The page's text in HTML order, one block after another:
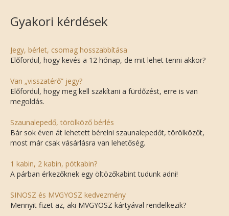
Gyakori kérdések
Jegy, bérlet, csomag hosszabbítása
Előfordul, hogy kevés a 12 hónap, de mit lehet tenni akkor?
Van „visszatérő” jegy?
Előfordul, hogy meg kell szakítani a fürdőzést, erre is van
megoldás.
Szaunalepedő, törölköző bérlés
Bár sok éven át lehetett bérelni szaunalepedőt, törölközőt,
most már csak vásárlásra van lehetőség.
1 kabin, 2 kabin, pótkabin?
A párban érkezőknek egy öltözőkabint tudunk adni!
SINOSZ és MVGYOSZ kedvezmény
Mennyit fizet az, aki MVGYOSZ kártyával rendelkezik?